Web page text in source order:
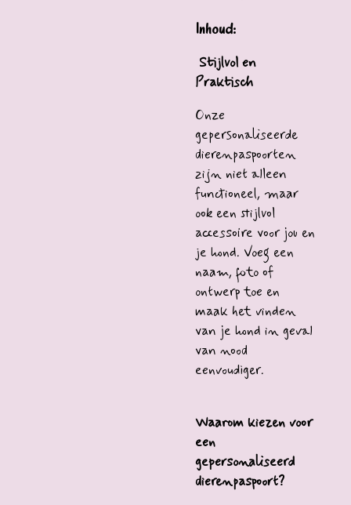
Inhoud:
Stijlvol en
Praktisch
Onze
gepersonaliseerde
dierenpaspoorten
zijn niet alleen
functioneel, maar
ook een stijlvol
accessoire voor jou en
je hond. Voeg een
naam, foto of
ontwerp toe en
maak het vinden
van je hond in geval
van nood
eenvoudiger.
Waarom kiezen voor
een
gepersonaliseerd
dierenpaspoort?